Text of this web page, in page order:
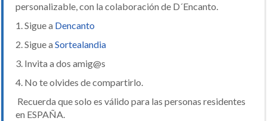
personalizable, con la colaboración de D´Encanto.
1. Sigue a Dencanto
2. Sigue a Sortealandia
3. Invita a dos amig@s
4. No te olvides de compartirlo.
Recuerda que solo es válido para las personas residentes
en ESPAÑA.